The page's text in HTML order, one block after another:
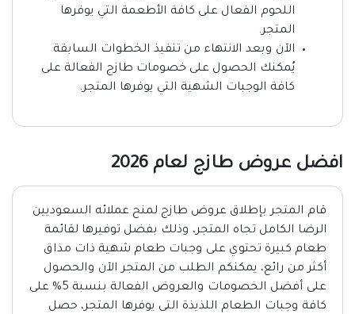
اللحوم الفعال على كافة الأطعمة التي يوفرها
المتجر.
الآن وبعد الانتهاء من تنفيذ الخطوات السابقة
يُمكنك الحصول على خصومات طازج الفعالة على
كافة الوجبات الشهية التي يوفرها المتجر.
افضل عروض طازج لعام 2026
قام المتجر بإطلاق عروض طازج لمنح عملائه السعوديين
الرضا الكامل تجاه المتجر، وذلك بفضل توفيرها لقائمة
طعام كبيرة تحتوي على وجبات طعام شهية ذات مذاق
أكثر من رائع، يمكنكم الطلب من المتجر الآن والحصول
على أفضل الخصومات والعروض الفعالة بنسبة 5% على
كافة وجبات الطعام اللذيذة التى يوفرها المتجر، حصل